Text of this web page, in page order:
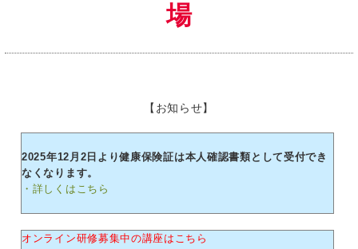
場
【お知らせ】
2025年12月2日より健康保険証は本人確認書類として受付でき
なくなります。
・詳しくはこちら
オンライン研修募集中の講座はこちら